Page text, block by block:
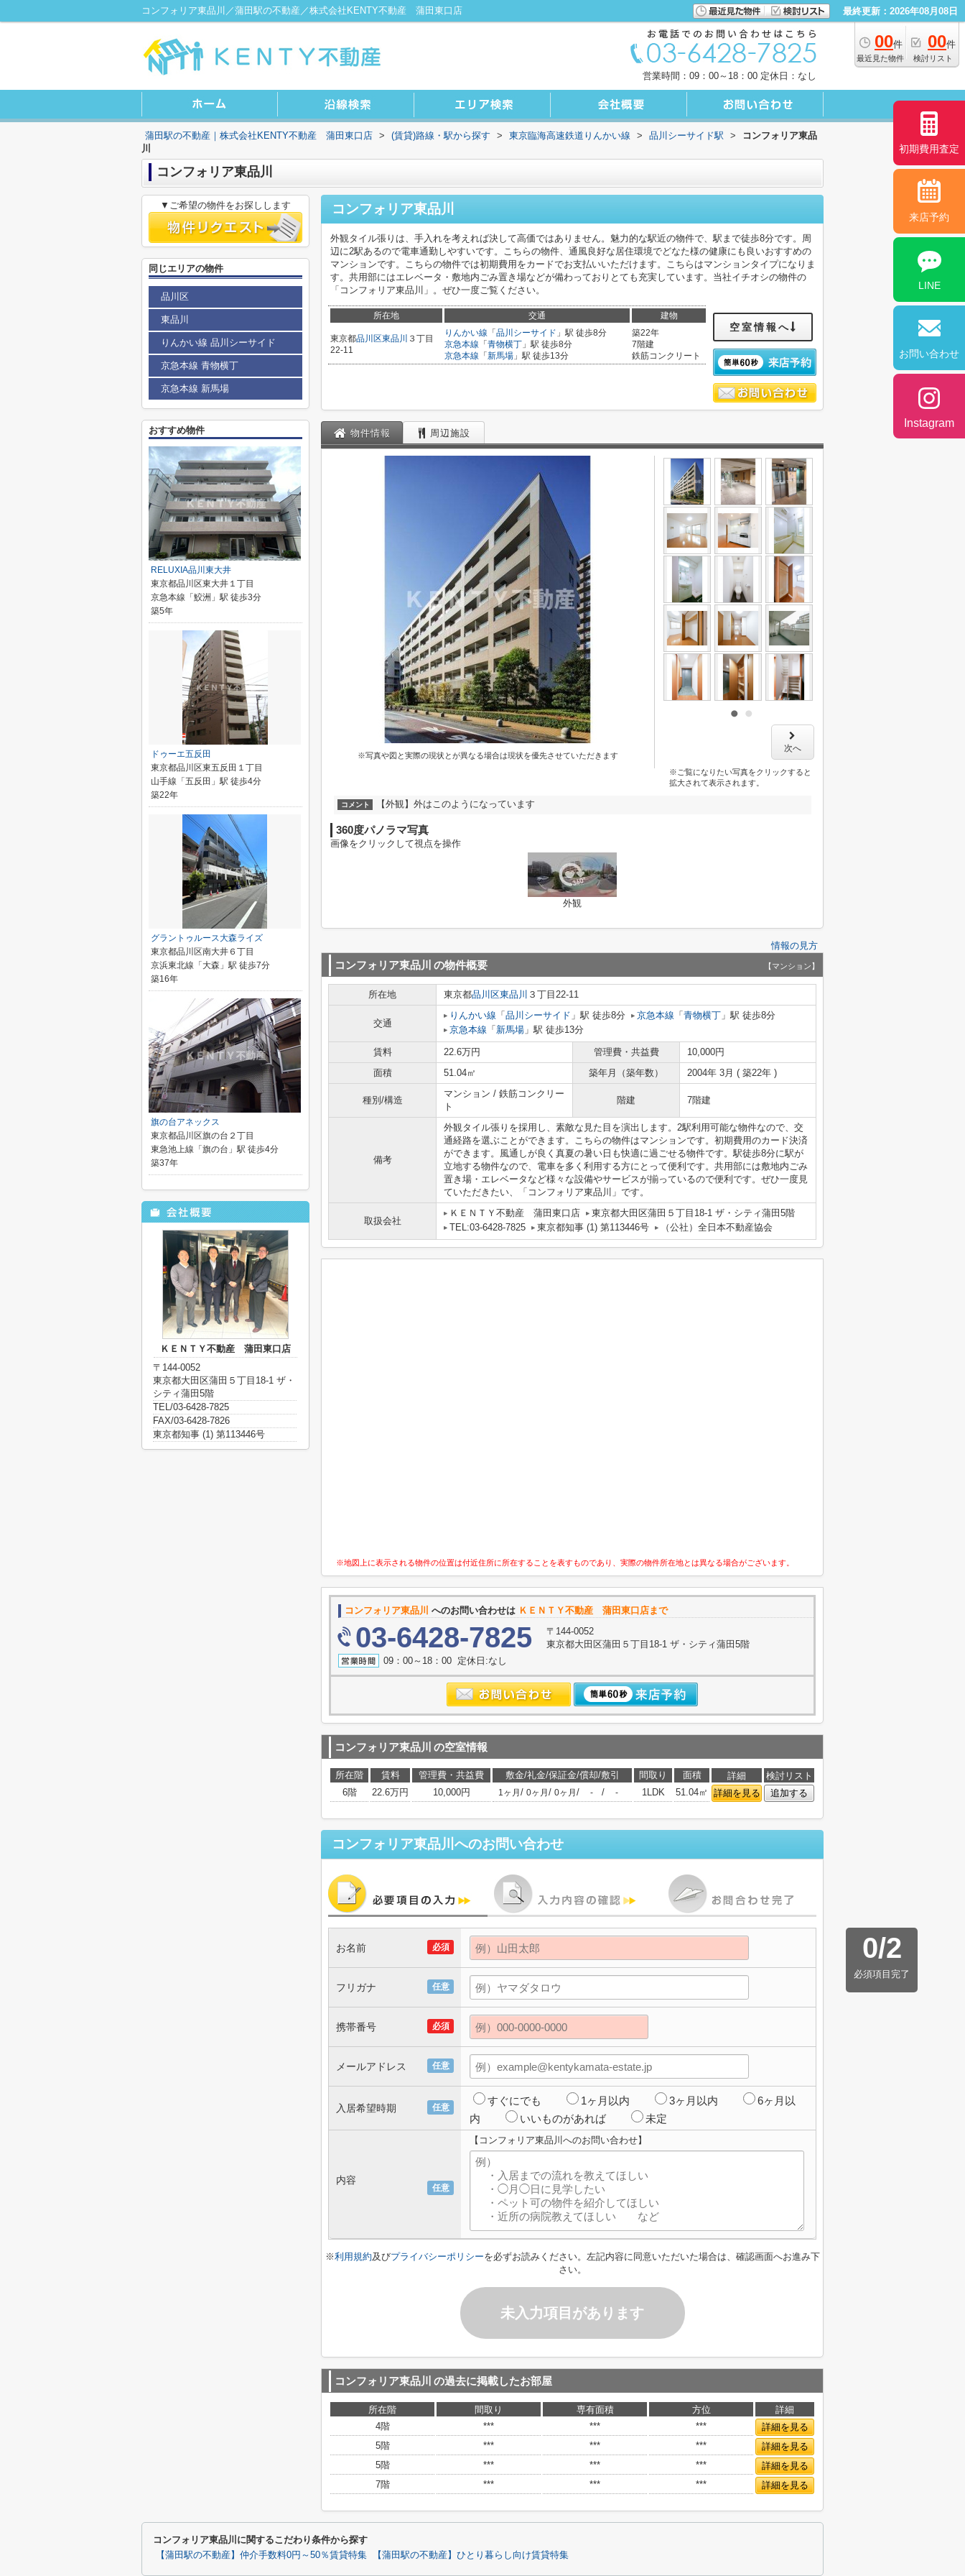
コンフォリア東品川／蒲田駅の不動産／株式会社KENTY不動産 蒲田東口店 最終更新：2026年08月08日
00件
最近見た物件
00件
検討リスト
営業時間：09：00～18：00 定休日：なし
蒲田駅の不動産｜株式会社KENTY不動産 蒲田東口店 > (賃貸)路線・駅から探す > 東京臨海高速鉄道りんかい線 > 品川シーサイド駅 >
コンフォリア東品
川
コンフォリア東品川
コンフォリア東品川
外観タイル張りは、手入れを考えれば決して高価ではありません。魅力的な駅近の物件で、駅まで徒歩8分です。周
辺に2駅あるので電車通勤しやすいです。こちらの物件、通風良好な居住環境でどなた様の健康にも良いおすすめの
マンションです。こちらの物件では初期費用をカードでお支払いいただけます。こちらはマンションタイプになりま
す。共用部にはエレベータ・敷地内ごみ置き場などが備わっておりとても充実しています。当社イチオシの物件の
「コンフォリア東品川」。ぜひ一度ご覧ください。
所在地 交通 建物
東京都品川区東品川 ３丁目
22-11
りんかい線 「 品川シーサイド 」駅 徒歩8分
京急本線 「 青物横丁 」駅 徒歩8分
京急本線 「 新馬場 」駅 徒歩13分
築22年
7階建
鉄筋コンクリート
空室情報へ
物件情報 周辺施設
※写真や図と実際の現状とが異なる場合は現状を優先させていただきます
次へ
※ご覧になりたい写真をクリックすると
拡大されて表示されます。
コメント 【外観】外はこのようになっています
360度パノラマ写真
画像をクリックして視点を操作
外観
情報の見方
コンフォリア東品川 の物件概要 【マンション】
所在地 東京都品川区東品川 ３丁目22-11
交通
りんかい線 「 品川シーサイド 」駅 徒歩8分 京急本線 「 青物横丁 」駅 徒歩8分
京急本線 「 新馬場 」駅 徒歩13分
賃料 22.6万円 管理費・共益費
10,000円
面積
51.04㎡ 築年月（築年数） 2004年 3月 ( 築22年 )
種別/構造
マンション / 鉄筋コンクリー
ト
階建 7階建
備考
外観タイル張りを採用し、素敵な見た目を演出します。2駅利用可能な物件なので、交
通経路を選ぶことができます。こちらの物件はマンションです。初期費用のカード決済
ができます。風通しが良く真夏の暑い日も快適に過ごせる物件です。駅徒歩8分に駅が
立地する物件なので、電車を多く利用する方にとって便利です。共用部には敷地内ごみ
置き場・エレベータなど様々な設備やサービスが揃っているので便利です。ぜひ一度見
ていただきたい、「コンフォリア東品川」です。
取扱会社
ＫＥＮＴＹ不動産 蒲田東口店
東京都大田区蒲田５丁目18-1 ザ・シティ蒲田5階
TEL:03-6428-7825
東京都知事 (1) 第113446号 （公社）全日本不動産協会
※地図上に表示される物件の位置は付近住所に所在することを表すものであり、実際の物件所在地とは異なる場合がございます。
コンフォリア東品川 へのお問い合わせは ＫＥＮＴＹ不動産 蒲田東口店まで
03-6428-7825
〒144-0052
東京都大田区蒲田５丁目18-1 ザ・シティ蒲田5階
09：00～18：00 定休日:なし
コンフォリア東品川 の空室情報
所在階 賃料 管理費・共益費 敷金/礼金/保証金/償却/敷引 間取り 面積 詳細
検討リスト
6階
22.6万円 10,000円 1ヶ月 / 0ヶ月 / 0ヶ月 / - / - 1LDK 51.04㎡ 詳細を見る 追加する
コンフォリア東品川 へのお問い合わせ
0/2
必須項目完了
必須
お名前
任意
フリガナ
必須
携帯番号
任意
メールアドレス
任意
入居希望時期
すぐにでも 1ヶ月以内 3ヶ月以内
6ヶ月以
内
いいものがあれば 未定
任意
内容
【コンフォリア東品川へのお問い合わせ】
※利用規約及びプライバシーポリシーを必ずお読みください。左記内容に同意いただいた場合は、確認画面へお進み下
さい。
未入力項目があります
コンフォリア東品川 の過去に掲載したお部屋
所在階 間取り 専有面積 方位
詳細
4階
*** *** ***
詳細を見る
5階
*** *** ***
詳細を見る
5階
*** *** ***
詳細を見る
7階
*** *** *** 詳細を見る
▼ご希望の物件をお探しします
同じエリアの物件
品川区
東品川
りんかい線 品川シーサイド
京急本線 青物横丁
京急本線 新馬場
おすすめ物件
RELUXIA品川東大井
東京都品川区東大井１丁目
京急本線「鮫洲」駅 徒歩3分
築5年
ドゥーエ五反田
東京都品川区東五反田１丁目
山手線「五反田」駅 徒歩4分
築22年
グラントゥルース大森ライズ
東京都品川区南大井６丁目
京浜東北線「大森」駅 徒歩7分
築16年
旗の台アネックス
東京都品川区旗の台２丁目
東急池上線「旗の台」駅 徒歩4分
築37年
ＫＥＮＴＹ不動産 蒲田東口店
〒144-0052
東京都大田区蒲田５丁目18-1 ザ・
シティ蒲田5階
TEL/03-6428-7825
FAX/03-6428-7826
東京都知事 (1) 第113446号
コンフォリア東品川に関するこだわり条件から探す
【蒲田駅の不動産】仲介手数料0円～50％賃貸特集 【蒲田駅の不動産】ひとり暮らし向け賃貸特集
初期費用査定
来店予約
LINE
お問い合わせ
Instagram